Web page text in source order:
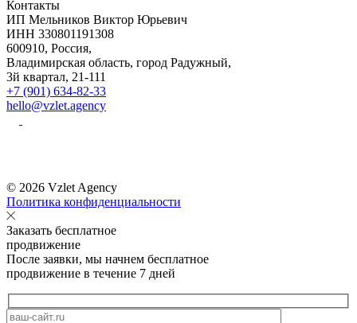
Контакты
ИП Мельников Виктор Юрьевич
ИНН 330801191308
600910, Россия,
Владимирская область, город Радужный,
3й квартал, 21-111
+7 (901) 634-82-33
hello@vzlet.agency
© 2026 Vzlet Agency
Политика конфиденциальности
Заказать бесплатное
продвижение
После заявки, мы начнем бесплатное
продвижение в течение 7 дней